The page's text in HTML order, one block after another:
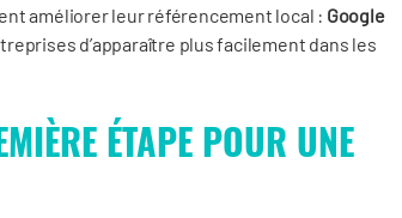
améliorer leur référencement local : Google
d’apparaître plus facilement dans les
ÉTAPE POUR UNE